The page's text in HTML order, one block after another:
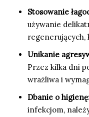
Stosowanie
używanie
regenerujących,
Unikanie
Przez kilka dni
wrażliwa i
Dbanie o
infekcjom,